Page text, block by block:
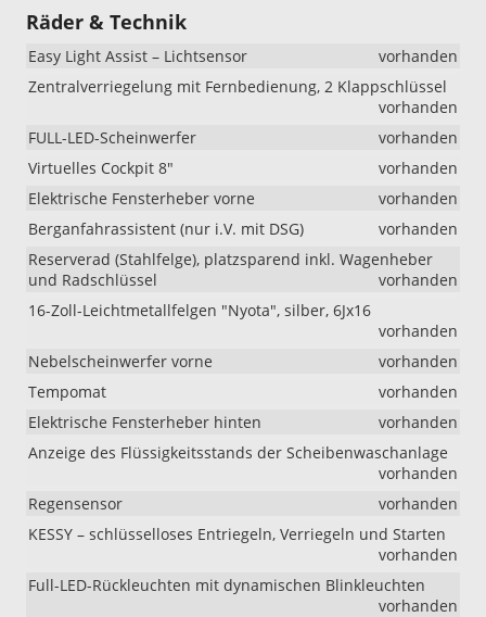
Außenspiegelgehäuse
in
schwarz
mit
Concept)
Räder & Technik
Easy Light Assist – Lichtsensor
vorhanden
Zentralverriegelung mit Fernbedienung, 2 Klappschlüssel
vorhanden
FULL-LED-Scheinwerfer
vorhanden
Virtuelles Cockpit 8"
vorhanden
Elektrische Fensterheber vorne
vorhanden
Berganfahrassistent (nur i.V. mit DSG)
vorhanden
Reserverad (Stahlfelge), platzsparend inkl. Wagenheber
und Radschlüssel
vorhanden
16-Zoll-Leichtmetallfelgen "Nyota", silber, 6Jx16
vorhanden
Nebelscheinwerfer vorne
vorhanden
Tempomat
vorhanden
Elektrische Fensterheber hinten
vorhanden
Anzeige des Flüssigkeitsstands der Scheibenwaschanlage
vorhanden
Regensensor
vorhanden
KESSY – schlüsselloses Entriegeln, Verriegeln und Starten
vorhanden
Full-LED-Rückleuchten mit dynamischen Blinkleuchten
vorhanden